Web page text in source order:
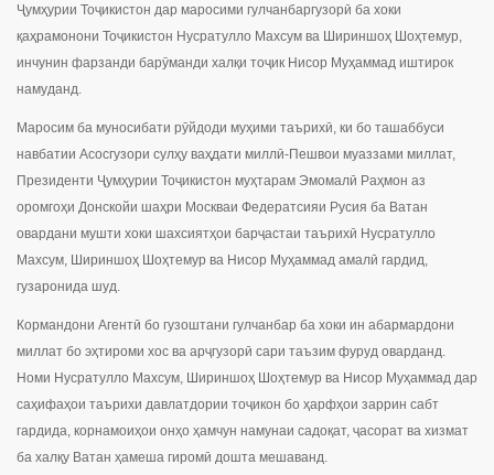
Ҷумҳурии Тоҷикистон дар маросими гулчанбаргузорӣ ба хоки
қаҳрамонони Тоҷикистон Нусратулло Махсум ва Шириншоҳ Шоҳтемур,
инчунин фарзанди барӯманди халқи тоҷик Нисор Муҳаммад иштирок
намуданд.
Маросим ба муносибати рӯйдоди муҳими таърихӣ, ки бо ташаббуси
навбатии Асосгузори сулҳу ваҳдати миллӣ-Пешвои муаззами миллат,
Президенти Ҷумҳурии Тоҷикистон муҳтарам Эмомалӣ Раҳмон аз
оромгоҳи Донскойи шаҳри Москваи Федератсияи Русия ба Ватан
овардани мушти хоки шахсиятҳои барҷастаи таърихӣ Нусратулло
Махсум, Шириншоҳ Шоҳтемур ва Нисор Муҳаммад амалӣ гардид,
гузаронида шуд.
Кормандони Агентӣ бо гузоштани гулчанбар ба хоки ин абармардони
миллат бо эҳтироми хос ва арҷгузорӣ сари таъзим фуруд оварданд.
Номи Нусратулло Махсум, Шириншоҳ Шоҳтемур ва Нисор Муҳаммад дар
саҳифаҳои таърихи давлатдории тоҷикон бо ҳарфҳои заррин сабт
гардида, корнамоиҳои онҳо ҳамчун намунаи садоқат, ҷасорат ва хизмат
ба халқу Ватан ҳамеша гиромӣ дошта мешаванд.